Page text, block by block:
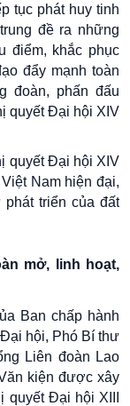
tục phát huy tinh
đề ra những
điểm, khắc phục
đẩy mạnh toàn
đoàn, phấn đấu
quyết Đại hội XIV
quyết Đại hội XIV
Nam hiện đại,
triển của đất
mở, linh hoạt,
Ban chấp hành
hội, Phó Bí thư
Liên đoàn Lao
kiện được xây
Đại hội XIII